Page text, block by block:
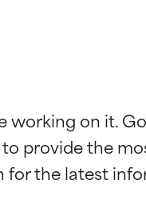
working on it.
provide the